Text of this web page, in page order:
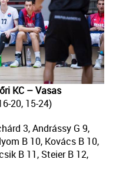
KC – Vasas
20, 15-24)
3, Andrássy G 9,
B 10, Kovács B 10,
B 11, Steier B 12,